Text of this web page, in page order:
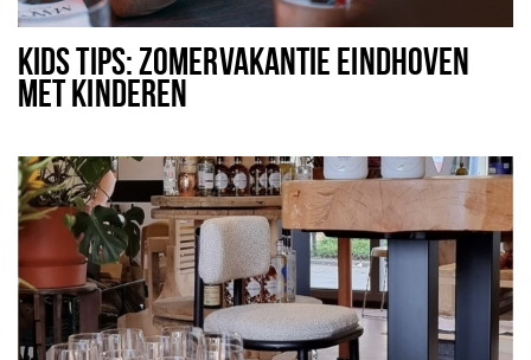
Winkels
Werken
Aanbiedingen
Ook reclame maken?
Over Eindhovens Rondje
Inloggen
KIDS TIPS: ZOMERVAKANTIE EINDHOVEN
MET KINDEREN